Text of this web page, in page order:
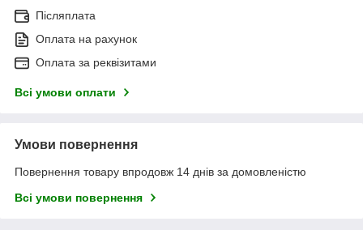
Післяплата
Оплата на рахунок
Оплата за реквізитами
Всі умови оплати
Умови повернення
Повернення товару впродовж 14 днів за домовленістю
Всі умови повернення